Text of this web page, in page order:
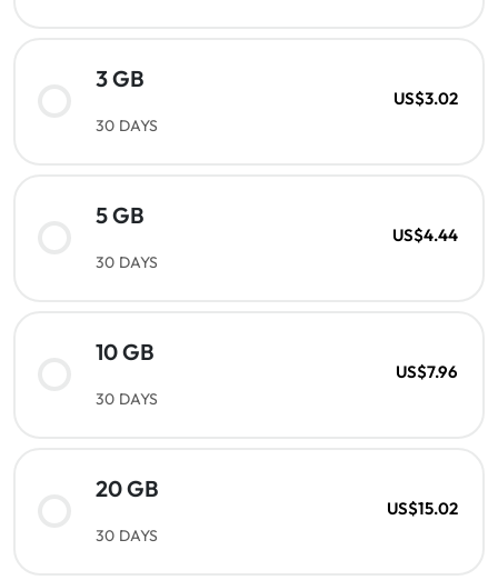
3 GB
30 DAYS
US$3.02
5 GB
30 DAYS
US$4.44
10 GB
30 DAYS
US$7.96
20 GB
30 DAYS
US$15.02